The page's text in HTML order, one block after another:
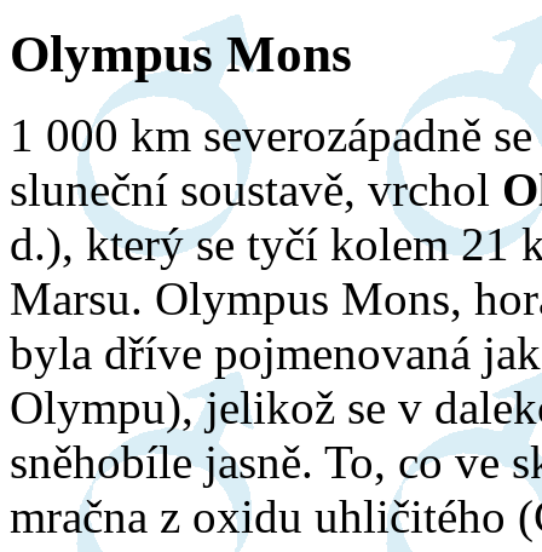
Olympus Mons
1 000 km severozápadně
sluneční soustavě, vrchol
d.), který se tyčí kolem 21
Marsu. Olympus Mons,
byla dříve pojmenovaná
Olympu), jelikož se v
sněhobíle jasně. To, co ve
mračna z oxidu uhličitého